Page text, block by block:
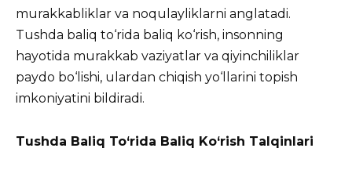
murakkabliklar va noqulayliklarni anglatadi.
Tushda baliq to‘rida baliq ko‘rish, insonning
hayotida murakkab vaziyatlar va qiyinchiliklar
paydo bo‘lishi, ulardan chiqish yo‘llarini topish
imkoniyatini bildiradi.
Tushda Baliq To‘rida Baliq Ko‘rish Talqinlari